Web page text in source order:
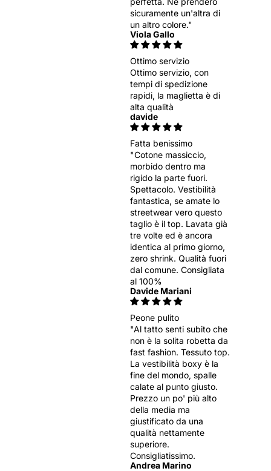
sicuramente un'altra di
un altro colore."
Viola Gallo
Ottimo servizio
Ottimo servizio, con
tempi di spedizione
rapidi, la maglietta è di
alta qualità
davide
Fatta benissimo
"Cotone massiccio,
morbido dentro ma
rigido la parte fuori.
Spettacolo. Vestibilità
fantastica, se amate lo
streetwear vero questo
taglio è il top. Lavata già
tre volte ed è ancora
identica al primo giorno,
zero shrink. Qualità fuori
dal comune. Consigliata
al 100%
Davide Mariani
Peone pulito
"Al tatto senti subito che
non è la solita robetta da
fast fashion. Tessuto top.
La vestibilità boxy è la
fine del mondo, spalle
calate al punto giusto.
Prezzo un po' più alto
della media ma
giustificato da una
qualità nettamente
superiore.
Consigliatissimo.
Andrea Marino